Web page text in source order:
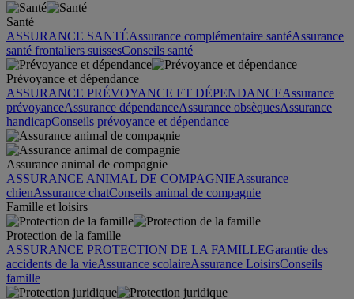
Santé
ASSURANCE SANTÉAssurance complémentaire santéAssurance
santé frontaliers suissesConseils santé
Prévoyance et dépendance
ASSURANCE PRÉVOYANCE ET DÉPENDANCEAssurance
prévoyanceAssurance dépendanceAssurance obsèquesAssurance
handicapConseils prévoyance et dépendance
Assurance animal de compagnie
ASSURANCE ANIMAL DE COMPAGNIEAssurance
chienAssurance chatConseils animal de compagnie
Famille et loisirs
Protection de la famille
ASSURANCE PROTECTION DE LA FAMILLEGarantie des
accidents de la vieAssurance scolaireAssurance LoisirsConseils
famille